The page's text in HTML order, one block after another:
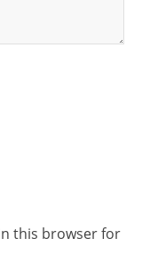
this browser for